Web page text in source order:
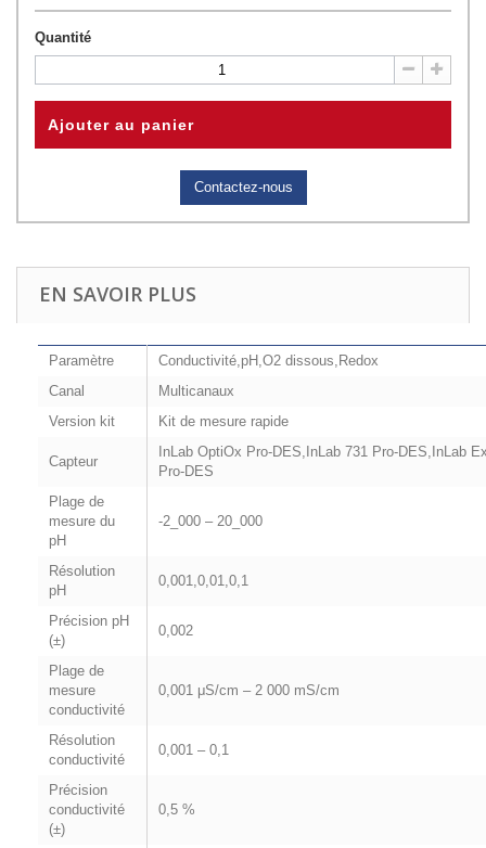
Quantité
Ajouter au panier
Contactez-nous
EN SAVOIR PLUS
Paramètre
Conductivité,pH,O2 dissous,Redox
Canal
Multicanaux
Version kit
Kit de mesure rapide
Capteur
InLab OptiOx Pro-DES,InLab 731 Pro-DES,InLab
Pro-DES
Plage de
mesure du
pH
-2_000 – 20_000
Résolution
pH
0,001,0,01,0,1
Précision pH
(±)
0,002
Plage de
mesure
conductivité
0,001 μS/cm – 2 000 mS/cm
Résolution
conductivité
0,001 – 0,1
Précision
conductivité
(±)
0,5 %